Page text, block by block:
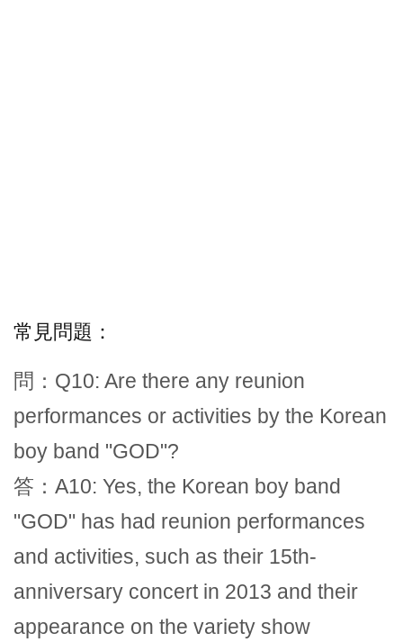
常見問題：
問：Q10: Are there any reunion
performances or activities by the Korean
boy band "GOD"?
答：A10: Yes, the Korean boy band
"GOD" has had reunion performances
and activities, such as their 15th-
anniversary concert in 2013 and their
appearance on the variety show